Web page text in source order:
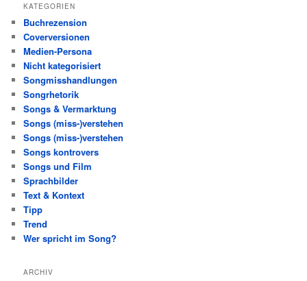
KATEGORIEN
Buchrezension
Coverversionen
Medien-Persona
Nicht kategorisiert
Songmisshandlungen
Songrhetorik
Songs & Vermarktung
Songs (miss-)verstehen
Songs (miss-)verstehen
Songs kontrovers
Songs und Film
Sprachbilder
Text & Kontext
Tipp
Trend
Wer spricht im Song?
ARCHIV